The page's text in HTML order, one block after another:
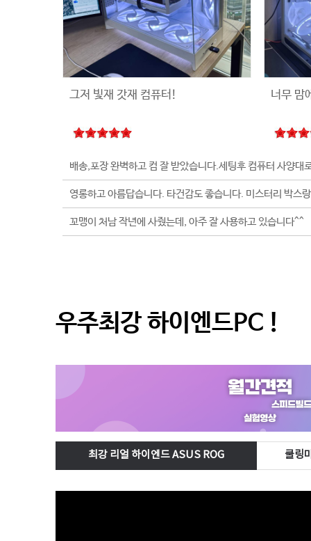
그저 빛재 갓재 컴퓨터! 너무 맘
꼬맹이 처남 작년에 사줬는데, 아주 잘 사용하고 있습니다^^
우주최강 하이엔드PC !
최강 리얼 하이엔드 ASUS ROG 쿨링